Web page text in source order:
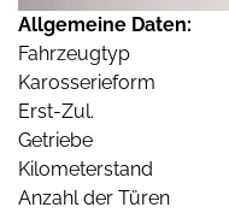
Allgemeine Daten:
Fahrzeugtyp
Karosserieform
Erst-Zul.
Getriebe
Kilometerstand
Anzahl der Türen